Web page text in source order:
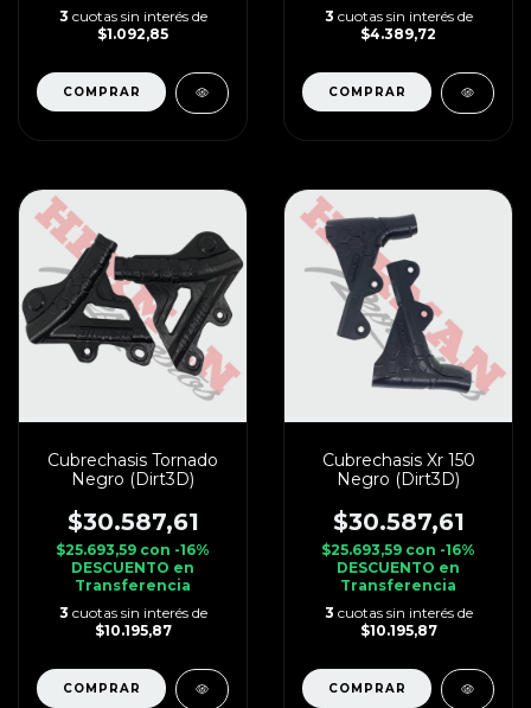
3 cuotas sin interés de
$1.092,85
3 cuotas sin interés de
$4.389,72
Cubrechasis Tornado
Negro (Dirt3D)
$30.587,61
$25.693,59 con -16%
DESCUENTO en
Transferencia
3 cuotas sin interés de
$10.195,87
Cubrechasis Xr 150
Negro (Dirt3D)
$30.587,61
$25.693,59 con -16%
DESCUENTO en
Transferencia
3 cuotas sin interés de
$10.195,87